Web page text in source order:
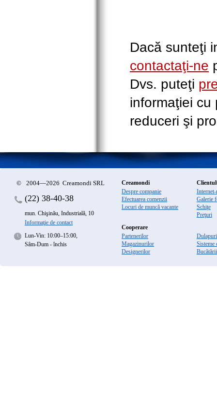
Dacă sunteţi
contactaţi-ne
Dvs. puteţi
informaţiei cu
reduceri şi
© 2004—2026 Creamondi SRL
(22) 38-40-38
mun. Chişinău, Industrială, 10
Informaţie de contact
Lun-Vin: 10:00–15:00,
Sâm-Dum - închis
Creamondi
Despre companie
Efectuarea comenzii
Locuri de muncă vacante
Internet-
Galerie
Schiţe
Preţuri
Cooperare
Partenerilor
Magazinurilor
Designerilor
Sisteme
Bucătării